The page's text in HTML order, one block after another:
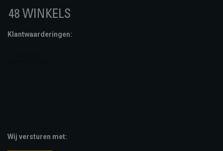
Klantwaarderingen:
Wij versturen met: